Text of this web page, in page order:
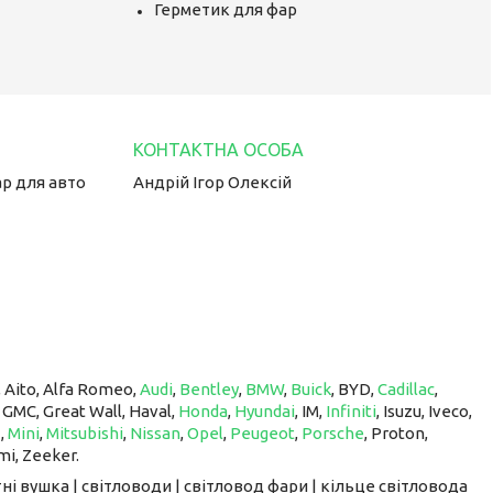
Герметик для фар
для авто Андрій Ігор Олексій
Aito, Alfa Romeo,Audi, Bentley, BMW, Buick, BYD,Cadillac,
Great Wall, Haval, Honda, Hyundai, IM, ​​​​​​​ Infiniti, Isuzu, Iveco,
,Mini,Mitsubishi, Nissan,Opel, Peugeot, Porsche, Proton, ​​​​​​​
Zeeker.
вушка | світловоди | світловод фари | кільце світловода